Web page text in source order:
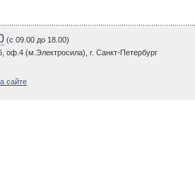
(c 09.00 до 18.00)
оф.4 (м.Электросила), г. Санкт-Петербург
сайте